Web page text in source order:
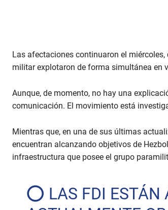
Las afectaciones continuaron el
militar explotaron de forma simultánea en
Aunque, de momento, no hay una
comunicación. El movimiento está
Mientras que, en una de sus últimas
encuentran alcanzando objetivos de
infraestructura que posee el grupo
⭕️ LAS FDI ESTÁN